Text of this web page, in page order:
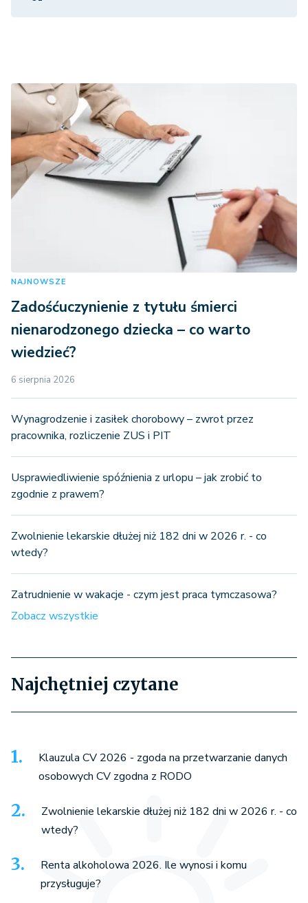
NAJNOWSZE
Zadośćuczynienie z tytułu śmierci
nienarodzonego dziecka – co warto
wiedzieć?
6 sierpnia 2026
Wynagrodzenie i zasiłek chorobowy – zwrot przez
pracownika, rozliczenie ZUS i PIT
Usprawiedliwienie spóźnienia z urlopu – jak zrobić to
zgodnie z prawem?
Zwolnienie lekarskie dłużej niż 182 dni w 2026 r. - co
wtedy?
Zatrudnienie w wakacje - czym jest praca tymczasowa?
Zobacz wszystkie
Najchętniej czytane
Klauzula CV 2026 - zgoda na przetwarzanie danych
osobowych CV zgodna z RODO
Zwolnienie lekarskie dłużej niż 182 dni w 2026 r. - co
wtedy?
Renta alkoholowa 2026. Ile wynosi i komu
przysługuje?